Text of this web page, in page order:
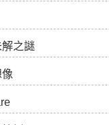
之謎